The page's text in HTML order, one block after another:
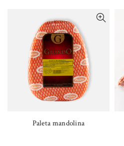
Paleta mandolina